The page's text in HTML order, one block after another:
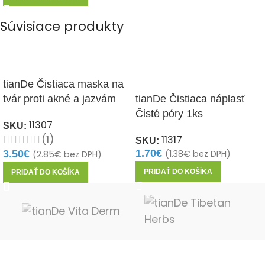
Súvisiace produkty
tianDe Čistiaca maska na
tvár proti akné a jazvám
SKU: 11307
(1)
3.50€ (2.85€ bez DPH)
PRIDAŤ DO KOŠÍKA
tianDe Čistiaca náplasť
Čisté póry 1ks
SKU: 11317
1.70€ (1.38€ bez DPH)
PRIDAŤ DO KOŠÍKA